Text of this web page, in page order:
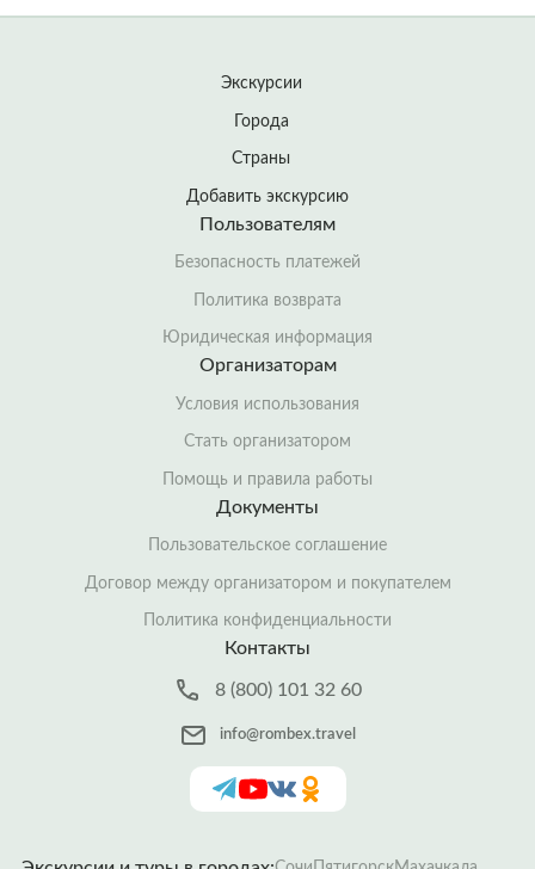
Экскурсии
Города
Страны
Добавить экскурсию
Пользователям
Безопасность платежей
Политика возврата
Юридическая информация
Организаторам
Условия использования
Стать организатором
Помощь и правила работы
Документы
Пользовательское соглашение
Договор между организатором и покупателем
Политика конфиденциальности
Контакты
8 (800) 101 32 60
info@rombex.travel